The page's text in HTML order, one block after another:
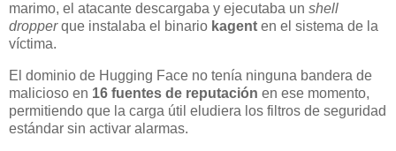
marimo, el atacante descargaba y ejecutaba un shell
dropperque instalaba el binario kagent en el sistema de la
víctima.
El dominio de Hugging Face no tenía ninguna bandera de
malicioso en 16 fuentes de reputación en ese momento,
permitiendo que la carga útil eludiera los filtros de seguridad
estándar sin activar alarmas.